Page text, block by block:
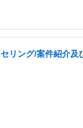
リング/案件紹介及